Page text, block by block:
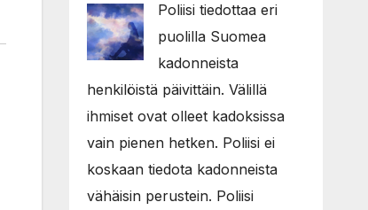
Poliisi tiedottaa eri
puolilla Suomea
kadonneista
henkilöistä päivittäin. Välillä
ihmiset ovat olleet kadoksissa
vain pienen hetken. Poliisi ei
koskaan tiedota kadonneista
vähäisin perustein. Poliisi